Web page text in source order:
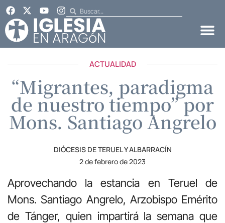
ACTUALIDAD
“Migrantes, paradigma
de nuestro tiempo” por
Mons. Santiago Angrelo
DIÓCESIS DE TERUEL Y ALBARRACÍN
2 de febrero de 2023
Aprovechando la estancia en Teruel de
Mons. Santiago Angrelo, Arzobispo Emérito
de Tánger, quien impartirá la semana que